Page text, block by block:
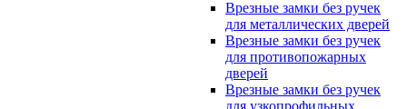
Врезные замки без ручек
для металлических дверей
Врезные замки без ручек
для противопожарных
дверей
Врезные замки без ручек